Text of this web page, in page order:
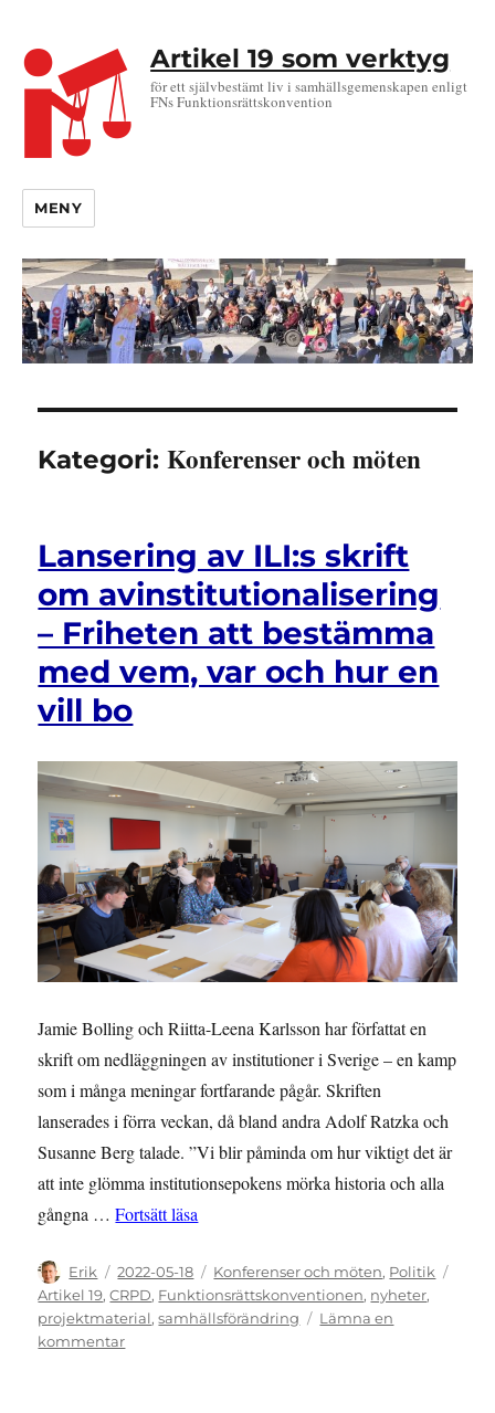
Artikel 19 som verktyg
för ett självbestämt liv i samhällsgemenskapen enligt
FNs Funktionsrättskonvention
MENY
Kategori:Konferenser och möten
Lansering av ILI:s skrift
om avinstitutionalisering
– Friheten att bestämma
med vem, var och hur en
vill bo
Jamie Bolling och Riitta-Leena Karlsson har författat en
skrift om nedläggningen av institutioner i Sverige – en kamp
som i många meningar fortfarande pågår. Skriften
lanserades i förra veckan, då bland andra Adolf Ratzka och
Susanne Berg talade. ”Vi blir påminda om hur viktigt det är
att inte glömma institutionsepokens mörka historia och alla
gångna …Fortsätt läsa
Författare
Erik
Publicerat
den
2022-05-18 Kategorier
Konferenser och möten, Politik
Artikel 19,CRPD, Funktionsrättskonventionen, nyheter,
projektmaterial,samhällsförändring
Lämna en
kommentartill